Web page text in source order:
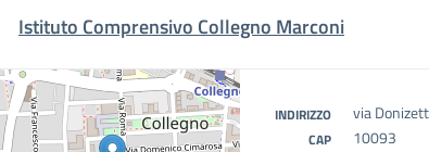
Istituto Comprensivo Collegno Marconi
INDIRIZZO via
CAP 10093